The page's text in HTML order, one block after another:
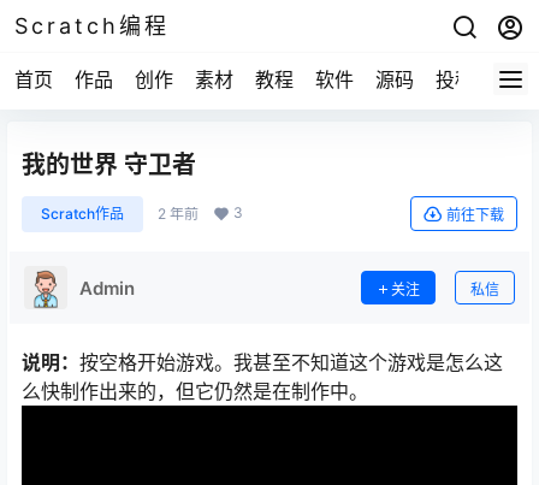
Scratch编程
首页 作品 创作 素材 教程 软件 源码 投稿 关于
我的世界 守卫者
Scratch作品 2 年前 3 前往下载
Admin 关注 私信
说明： 按空格开始游戏。我甚至不知道这个游戏是怎么这
么快制作出来的，但它仍然是在制作中。